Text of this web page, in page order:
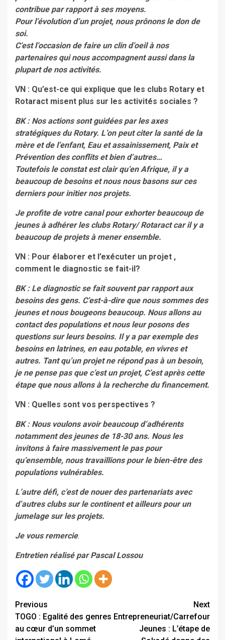
contribue par rapport à ses moyens.
Pour l’évolution d’un projet, nous prônons le don de
soi.
C’est l’occasion de faire un clin d’oeil à nos
partenaires qui nous accompagnent aussi dans la
plupart de nos activités.
VN : Qu’est-ce qui explique que les clubs Rotary et
Rotaract misent plus sur les activités sociales ?
BK : Nos actions sont guidées par les axes
stratégiques du Rotary. L’on peut citer la santé de la
mère et de l’enfant, Eau et assainissement, Paix et
Prévention des conflits et bien d’autres…
Toutefois le constat est clair qu’en Afrique, il y a
beaucoup de besoins et nous nous basons sur ces
derniers pour initier nos projets.
Je profite de votre canal pour exhorter beaucoup de
jeunes à adhérer les clubs Rotary/ Rotaract car il y a
beaucoup de projets à mener ensemble.
VN : Pour élaborer et l’exécuter un projet ,
comment le diagnostic se fait-il?
BK : Le diagnostic se fait souvent par rapport aux
besoins des gens. C’est-à-dire que nous sommes des
jeunes et nous bougeons beaucoup. Nous allons au
contact des populations et nous leur posons des
questions sur leurs besoins. Il y a par exemple des
besoins en latrines, en eau potable, en vivres et
autres. Tant qu’un projet ne répond pas à un besoin,
je ne pense pas que c’est un projet, C’est après cette
étape que nous allons à la recherche du financement.
VN : Quelles sont vos perspectives ?
BK : Nous voulons avoir beaucoup d’adhérents
notamment des jeunes de 18-30 ans. Nous les
invitons à faire massivement le pas pour
qu’ensemble, nous travaillions pour le bien-être des
populations vulnérables.
L’autre défi, c’est de nouer des partenariats avec
d’autres clubs sur le continent et ailleurs pour un
jumelage sur les projets.
Je vous remercie.
Entretien réalisé par Pascal Lossou
Continue
Reading
Previous
TOGO : Egalité des genres
au cœur d’un sommet
Next
Entrepreneuriat/Carrefour
Jeunes : L’étape de